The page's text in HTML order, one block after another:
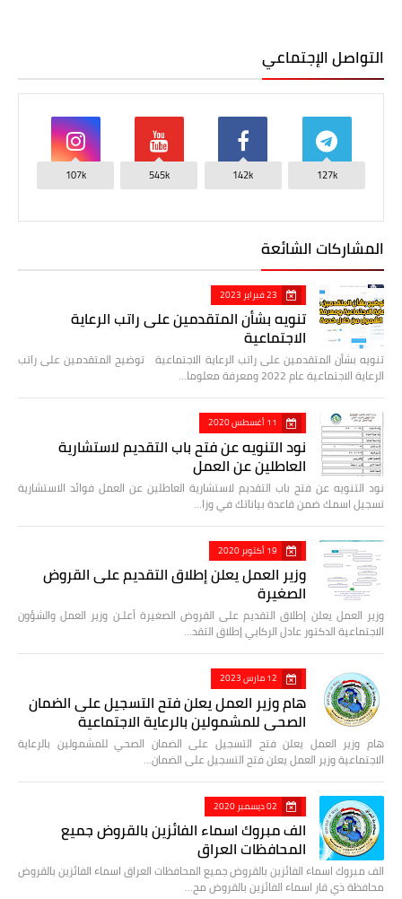
التواصل الإجتماعي
127k
142k
545k
107k
المشاركات الشائعة
23 فبراير 2023
تنويه بشأن المتقدمين على راتب الرعاية
الاجتماعية
تنويه بشأن المتقدمين على راتب الرعاية الاجتماعية توضيح المتقدمين على راتب
الرعاية الاجتماعية عام 2022 ومعرفة معلوما…
11 أغسطس 2020
نود التنويه عن فتح باب التقديم لاستشارية
العاطلين عن العمل
نود التنويه عن فتح باب التقديم لاستشارية العاطلين عن العمل فوائد الاستشارية
تسجيل اسمك ضمن قاعدة بياناتك في وزا…
19 أكتوبر 2020
وزير العمل يعلن إطلاق التقديم على القروض
الصغيرة
وزير العمل يعلن إطلاق التقديم على القروض الصغيرة أعلـن وزير العمل والشؤون
الاجتماعية الدكتور عادل الركابي إطلاق التقد…
12 مارس 2023
هام وزير العمل يعلن فتح التسجيل على الضمان
الصحي للمشمولين بالرعاية الاجتماعية
هام وزير العمل يعلن فتح التسجيل على الضمان الصحي للمشمولين بالرعاية
الاجتماعية وزير العمل يعلن فتح التسجيل على الضمان…
02 ديسمبر 2020
الف مبروك اسماء الفائزين بالقروض جميع
المحافظات العراق
الف مبروك اسماء الفائزين بالقروض جميع المحافظات العراق اسماء الفائزين بالقروض
محافظة ذي قار اسماء الفائزين بالقروض مح…